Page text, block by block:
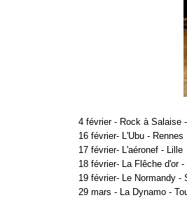
4 février - Rock à Salaise
16 février- L'Ubu - Rennes
17 février- L'aéronef - Lille
18 février- La Flêche d'or -
19 février- Le Normandy -
29 mars - La Dynamo -